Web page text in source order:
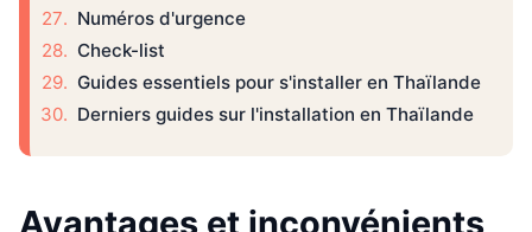
Numéros d'urgence
Check-list
Guides essentiels pour s'installer en Thaïlande
Derniers guides sur l'installation en Thaïlande
Avantages et inconvénients